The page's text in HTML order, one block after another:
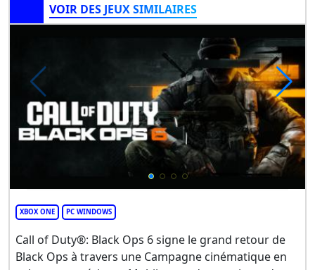
VOIR DES JEUX SIMILAIRES
XBOX ONE PC WINDOWS
Call of Duty®: Black Ops 6 signe le grand retour de
Black Ops à travers une Campagne cinématique en